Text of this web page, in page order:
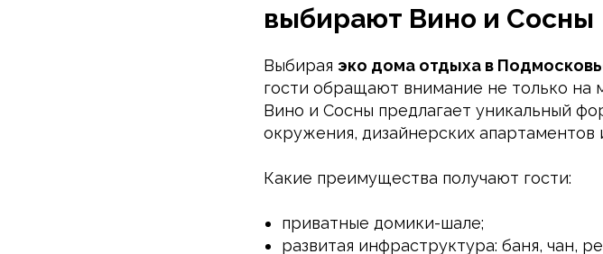
выбирают Вино и Сосны
Выбирая эко дома отдыха в
гости обращают внимание не только на
Вино и Сосны предлагает уникальный
окружения, дизайнерских апартаментов
Какие преимущества получают гости:
приватные домики-шале;
развитая инфраструктура: баня, чан,